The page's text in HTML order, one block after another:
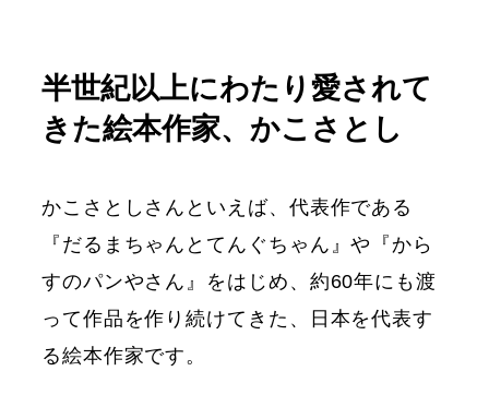
半世紀以上にわたり愛されて
きた絵本作家、かこさとし
かこさとしさんといえば、代表作である
『だるまちゃんとてんぐちゃん』や『から
すのパンやさん』をはじめ、約60年にも渡
って作品を作り続けてきた、日本を代表す
る絵本作家です。